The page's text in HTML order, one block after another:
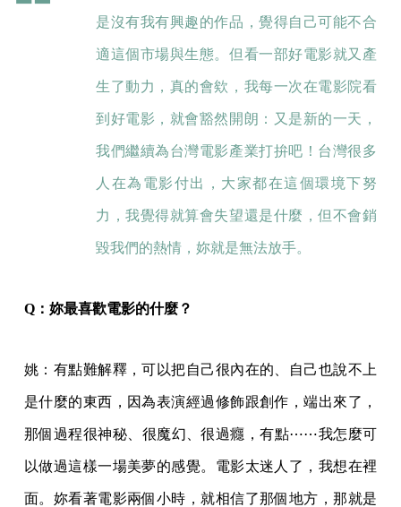
是沒有我有興趣的作品，覺得自己可能不合
適這個市場與生態。但看一部好電影就又產
生了動力，真的會欸，我每一次在電影院看
到好電影，就會豁然開朗：又是新的一天，
我們繼續為台灣電影產業打拚吧！台灣很多
人在為電影付出，大家都在這個環境下努
力，我覺得就算會失望還是什麼，但不會銷
毀我們的熱情，妳就是無法放手。
Q：妳最喜歡電影的什麼？
姚：有點難解釋，可以把自己很內在的、自己也說不上
是什麼的東西，因為表演經過修飾跟創作，端出來了，
那個過程很神秘、很魔幻、很過癮，有點⋯⋯我怎麼可
以做過這樣一場美夢的感覺。電影太迷人了，我想在裡
面。妳看著電影兩個小時，就相信了那個地方，那就是